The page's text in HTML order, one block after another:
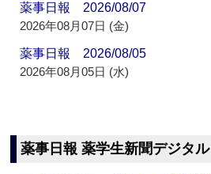
薬事日報 2026/08/07
2026年08月07日 (金)
薬事日報 2026/08/05
2026年08月05日 (水)
薬事日報 薬学生新聞デジタル